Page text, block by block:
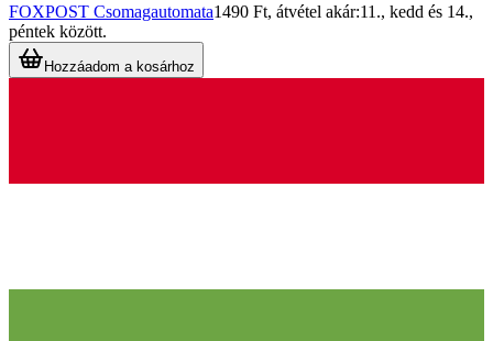
FOXPOST Csomagautomata1490 Ft, átvétel akár:11., kedd és 14.,
péntek között.
Hozzáadom a kosárhoz